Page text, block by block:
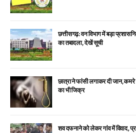
छत्तीसगढ़: वन विभाग में बड़ा
का तबादला, देखें सूची
छात्रा ने फांसी लगाकर दी जान,
का भी जिक्र
शव दफनाने को लेकर गांव में विवाद,